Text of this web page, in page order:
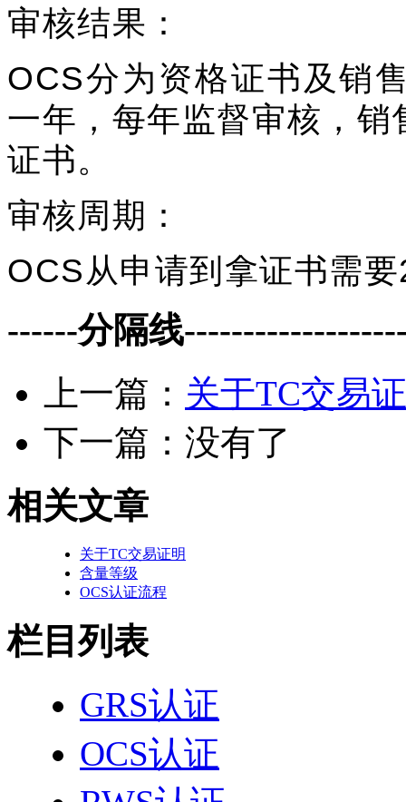
审核结果：
OCS分为资格证书及销
一年，每年监督审核，
证书。
审核周期：
OCS从申请到拿证书需
------分隔线
上一篇： 关于TC交易
下一篇：没有了
相关文章
关于TC交易证明
含量等级
OCS认证流程
栏目列表
GRS认证
OCS认证